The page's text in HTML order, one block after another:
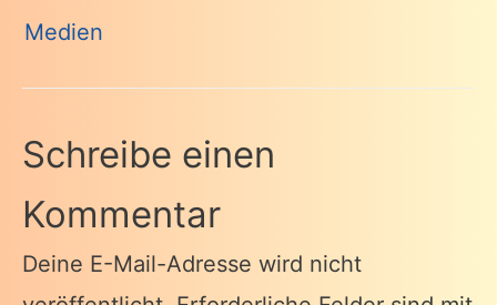
Medien
Schreibe einen
Kommentar
Deine E-Mail-Adresse wird nicht